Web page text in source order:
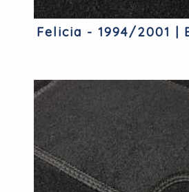
Felicia - 1994/2001 |